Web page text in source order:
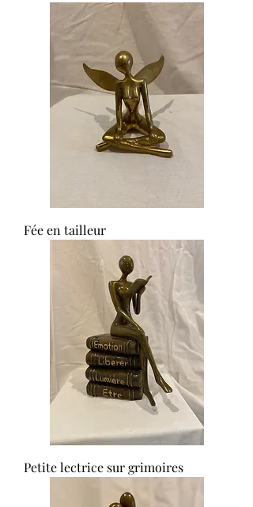
Fée en tailleur
Petite lectrice sur grimoires